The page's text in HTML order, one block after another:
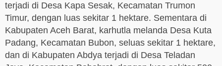
terjadi di Desa Kapa Sesak, Kecamatan Trumon
Timur, dengan luas sekitar 1 hektare. Sementara di
Kabupaten Aceh Barat, karhutla melanda Desa Kuta
Padang, Kecamatan Bubon, seluas sekitar 1 hektare,
dan di Kabupaten Abdya terjadi di Desa Teladan